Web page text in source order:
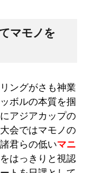
マモノを
ングがさも神業
ボルの本質を掴
アジアカップの
会ではマモノの
君らの低いマニ
はっきりと視認